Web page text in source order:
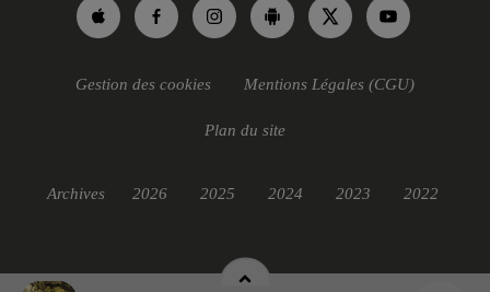
Gestion des cookies Mentions Légales (CGU)
Plan du site
Archives 2026 2025 2024 2023 2022